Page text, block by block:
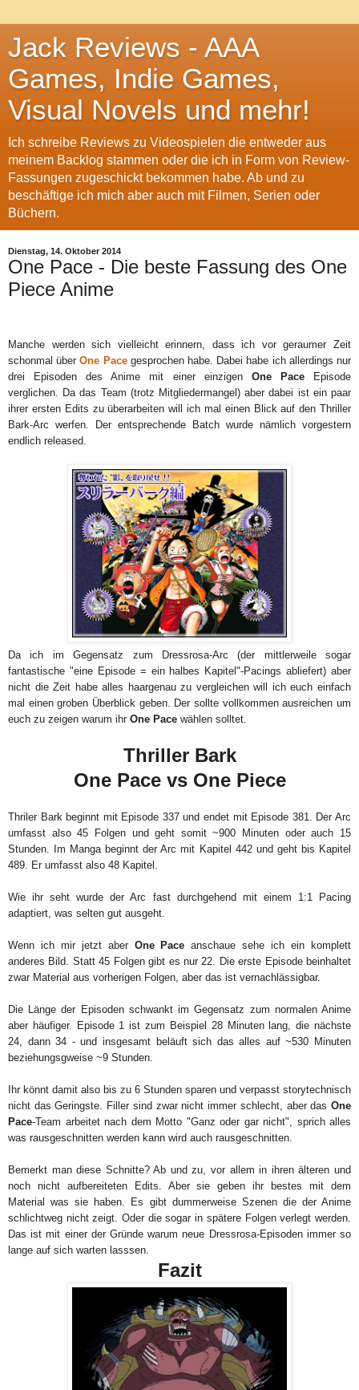
Jack Reviews - AAA
Games, Indie Games,
Visual Novels und mehr!
Ich schreibe Reviews zu Videospielen die entweder aus
meinem Backlog stammen oder die ich in Form von Review-
Fassungen zugeschickt bekommen habe. Ab und zu
beschäftige ich mich aber auch mit Filmen, Serien oder
Büchern.
Dienstag, 14. Oktober 2014
One Pace - Die beste Fassung des One
Piece Anime
Manche werden sich vielleicht erinnern, dass ich vor geraumer Zeit
schonmal überOne Pacegesprochen habe. Dabei habe ich allerdings nur
drei Episoden des Anime mit einer einzigen One PaceEpisode
verglichen. Da das Team (trotz Mitgliedermangel) aber dabei ist ein paar
ihrer ersten Edits zu überarbeiten will ich mal einen Blick auf den Thriller
Bark-Arc werfen. Der entsprechende Batch wurde nämlich vorgestern
endlich released.
Da ich im Gegensatz zum Dressrosa-Arc (der mittlerweile sogar
fantastische "eine Episode = ein halbes Kapitel"-Pacings abliefert) aber
nicht die Zeit habe alles haargenau zu vergleichen will ich euch einfach
mal einen groben Überblick geben. Der sollte vollkommen ausreichen um
euch zu zeigen warum ihr One Pace wählen solltet.
Thriller Bark
One Pace vs One Piece
Thriler Bark beginnt mit Episode 337 und endet mit Episode 381. Der Arc
umfasst also 45 Folgen und geht somit ~900 Minuten oder auch 15
Stunden. Im Manga beginnt der Arc mit Kapitel 442 und geht bis Kapitel
489. Er umfasst also 48 Kapitel.
Wie ihr seht wurde der Arc fast durchgehend mit einem 1:1 Pacing
adaptiert, was selten gut ausgeht.
Wenn ich mir jetzt aber One Pace anschaue sehe ich ein komplett
anderes Bild. Statt 45 Folgen gibt es nur 22. Die erste Episode beinhaltet
zwar Material aus vorherigen Folgen, aber das ist vernachlässigbar.
Die Länge der Episoden schwankt im Gegensatz zum normalen Anime
aber häufiger. Episode 1 ist zum Beispiel 28 Minuten lang, die nächste
24, dann 34 - und insgesamt beläuft sich das alles auf ~530 Minuten
beziehungsgweise ~9 Stunden.
Ihr könnt damit also bis zu 6 Stunden sparen und verpasst storytechnisch
nicht das Geringste. Filler sind zwar nicht immer schlecht, aber das One
Pace-Team arbeitet nach dem Motto "Ganz oder gar nicht", sprich alles
was rausgeschnitten werden kann wird auch rausgeschnitten.
Bemerkt man diese Schnitte? Ab und zu, vor allem in ihren älteren und
noch nicht aufbereiteten Edits. Aber sie geben ihr bestes mit dem
Material was sie haben. Es gibt dummerweise Szenen die der Anime
schlichtweg nicht zeigt. Oder die sogar in spätere Folgen verlegt werden.
Das ist mit einer der Gründe warum neue Dressrosa-Episoden immer so
lange auf sich warten lasssen.
Fazit